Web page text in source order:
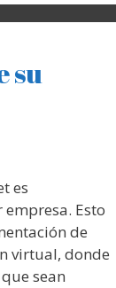
su
es
Esto
de
virtual, donde
sean